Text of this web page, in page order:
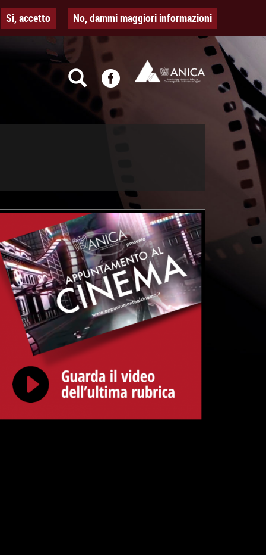
Si, accetto No, dammi maggiori informazioni